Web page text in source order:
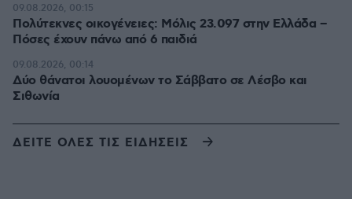
Πολύτεκνες οικογένειες: Μόλις 23.097 στην Ελλάδα –
Πόσες έχουν πάνω από 6 παιδιά
09.08.2026, 00:15
Δύο θάνατοι λουομένων το Σάββατο σε Λέσβο και
Σιθωνία
09.08.2026, 00:14
ΔΕΙΤΕ ΟΛΕΣ ΤΙΣ ΕΙΔΗΣΕΙΣ